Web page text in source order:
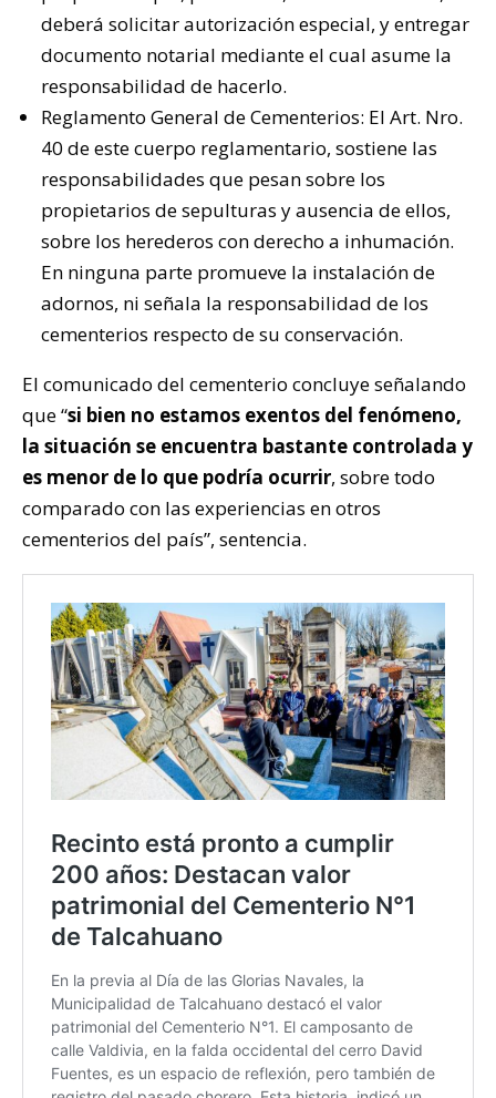
deberá solicitar autorización especial, y entregar
documento notarial mediante el cual asume la
responsabilidad de hacerlo.
Reglamento General de Cementerios: El Art. Nro.
40 de este cuerpo reglamentario, sostiene las
responsabilidades que pesan sobre los
propietarios de sepulturas y ausencia de ellos,
sobre los herederos con derecho a inhumación.
En ninguna parte promueve la instalación de
adornos, ni señala la responsabilidad de los
cementerios respecto de su conservación.
El comunicado del cementerio concluye señalando
que “si bien no estamos exentos del fenómeno,
la situación se encuentra bastante controlada y
es menor de lo que podría ocurrir, sobre todo
comparado con las experiencias en otros
cementerios del país”, sentencia.